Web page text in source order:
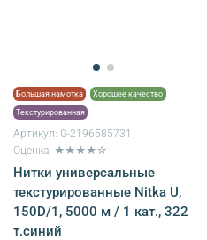
Большая намотка Хорошее качество
Текстурированная
Артикул: G-2196585731
Оценка: ★★★★☆
Нитки универсальные
текстурированные Nitka U,
150D/1, 5000 м / 1 кат., 322
т.синий